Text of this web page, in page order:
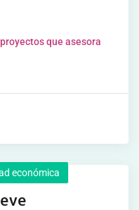
que asesora
económica